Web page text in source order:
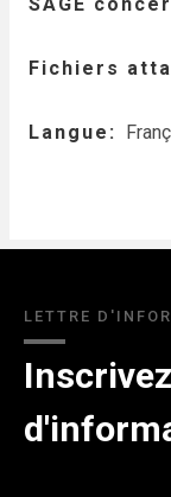
Fichiers
Langue
LETTRE